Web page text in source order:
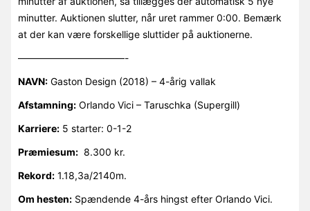
minutter. Auktionen slutter, når uret rammer 0:00. Bemærk
at der kan være forskellige sluttider på auktionerne.
———————————-
NAVN:Gaston Design (2018) – 4-årig vallak
Afstamning:Orlando Vici – Taruschka (Supergill)
Karriere:5 starter: 0-1-2
Præmiesum:8.300 kr.
Rekord:1.18,3a/2140m.
Om hesten:Spændende 4-års hingst efter Orlando Vici.